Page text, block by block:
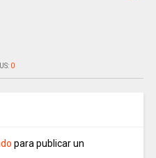
0
para publicar un